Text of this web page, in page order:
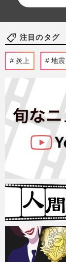
注目のタグ
炎上 地震